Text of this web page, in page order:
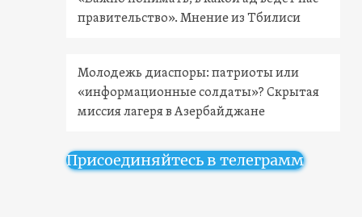
правительство». Мнение из Тбилиси
Молодежь диаспоры: патриоты или
«информационные солдаты»? Скрытая
миссия лагеря в Азербайджане
Присоединяйтесь в телеграмм